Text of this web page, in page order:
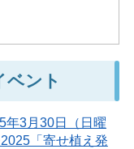
ベント
年3月30日（日曜
「寄せ植え発